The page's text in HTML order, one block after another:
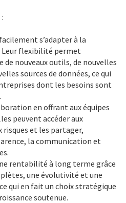
s’adapter à la
Leur flexibilité permet
nouveaux outils, de nouvelles
sources de données, ce qui
dont les besoins sont
en offrant aux équipes
peuvent accéder aux
et les partager,
la communication et
rentabilité à long terme grâce
une évolutivité et une
qui en fait un choix stratégique
soutenue.